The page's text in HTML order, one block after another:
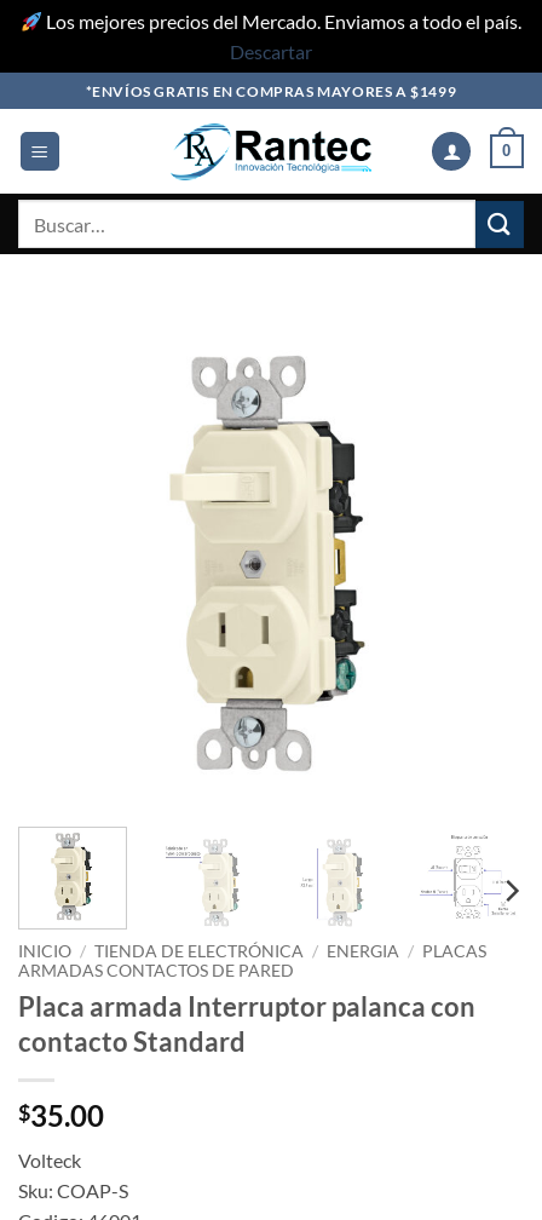
Los mejores precios del Mercado. Enviamos a todo el país.
Descartar
to
content
*ENVÍOS GRATIS EN COMPRAS MAYORES A $1499
0
INICIO / TIENDA DE ELECTRÓNICA / ENERGIA / PLACAS
ARMADAS CONTACTOS DE PARED
Placa armada Interruptor palanca con
contacto Standard
$35.00
Volteck
Sku: COAP-S